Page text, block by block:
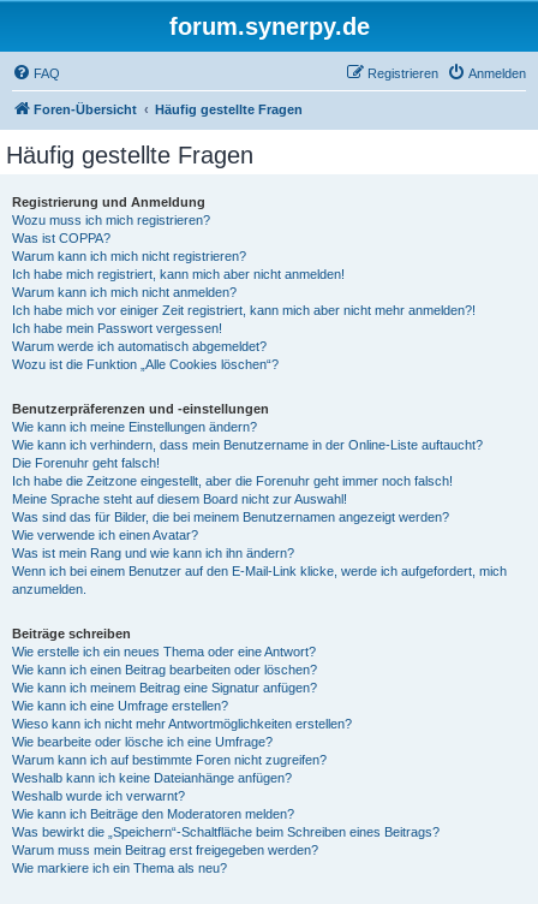
forum.synerpy.de
FAQ Anmelden
Registrieren
Foren-Übersicht Häufig gestellte Fragen
Häufig gestellte Fragen
Registrierung und Anmeldung
Wozu muss ich mich registrieren?
Was ist COPPA?
Warum kann ich mich nicht registrieren?
Ich habe mich registriert, kann mich aber nicht anmelden!
Warum kann ich mich nicht anmelden?
Ich habe mich vor einiger Zeit registriert, kann mich aber nicht mehr anmelden?!
Ich habe mein Passwort vergessen!
Warum werde ich automatisch abgemeldet?
Wozu ist die Funktion „Alle Cookies löschen“?
Benutzerpräferenzen und -einstellungen
Wie kann ich meine Einstellungen ändern?
Wie kann ich verhindern, dass mein Benutzername in der Online-Liste auftaucht?
Die Forenuhr geht falsch!
Ich habe die Zeitzone eingestellt, aber die Forenuhr geht immer noch falsch!
Meine Sprache steht auf diesem Board nicht zur Auswahl!
Was sind das für Bilder, die bei meinem Benutzernamen angezeigt werden?
Wie verwende ich einen Avatar?
Was ist mein Rang und wie kann ich ihn ändern?
Wenn ich bei einem Benutzer auf den E-Mail-Link klicke, werde ich aufgefordert, mich
anzumelden.
Beiträge schreiben
Wie erstelle ich ein neues Thema oder eine Antwort?
Wie kann ich einen Beitrag bearbeiten oder löschen?
Wie kann ich meinem Beitrag eine Signatur anfügen?
Wie kann ich eine Umfrage erstellen?
Wieso kann ich nicht mehr Antwortmöglichkeiten erstellen?
Wie bearbeite oder lösche ich eine Umfrage?
Warum kann ich auf bestimmte Foren nicht zugreifen?
Weshalb kann ich keine Dateianhänge anfügen?
Weshalb wurde ich verwarnt?
Wie kann ich Beiträge den Moderatoren melden?
Was bewirkt die „Speichern“-Schaltfläche beim Schreiben eines Beitrags?
Warum muss mein Beitrag erst freigegeben werden?
Wie markiere ich ein Thema als neu?